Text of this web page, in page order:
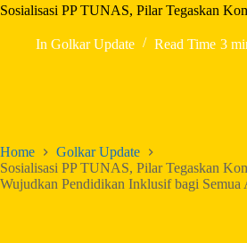
Sosialisasi PP TUNAS, Pilar Tegaskan
In Golkar Update Read Time 3
Home
Golkar Update
Sosialisasi PP TUNAS, Pilar Tegaskan
Wujudkan Pendidikan Inklusif bagi Semua